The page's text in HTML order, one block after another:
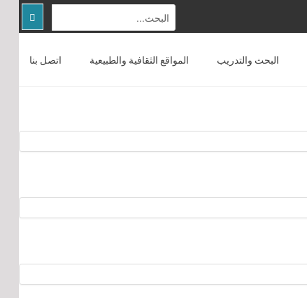
التوعية المجتمعية
اتصل بنا
البحث والتدريب المواقع الثقافية والطبيعية اتصل بنا